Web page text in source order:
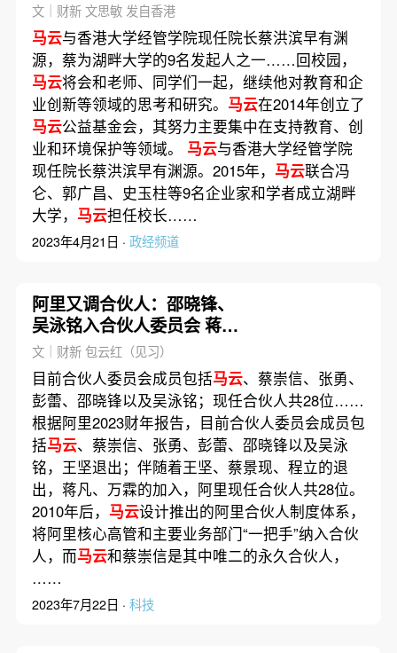
文｜财新 文思敏 发自香港
马云与香港大学经管学院现任院长蔡洪滨早有渊
源，蔡为湖畔大学的9名发起人之一……回校园，
马云将会和老师、同学们一起，继续他对教育和企
业创新等领域的思考和研究。 马云在2014年创立了
马云公益基金会，其努力主要集中在支持教育、创
业和环境保护等领域。 马云与香港大学经管学院
现任院长蔡洪滨早有渊源。2015年， 马云联合冯
仑、郭广昌、史玉柱等9名企业家和学者成立湖畔
大学， 马云担任校长……
2023年4月21日 · 政经频道
阿里又调合伙人：邵晓锋、
吴泳铭入合伙人委员会 蒋凡
重任合伙人
文｜财新 包云红（见习）
目前合伙人委员会成员包括马云、蔡崇信、张勇、
彭蕾、邵晓锋以及吴泳铭；现任合伙人共28位……
根据阿里2023财年报告，目前合伙人委员会成员包
括马云、蔡崇信、张勇、彭蕾、邵晓锋以及吴泳
铭，王坚退出；伴随着王坚、蔡景现、程立的退
出，蒋凡、万霖的加入，阿里现任合伙人共28位。
2010年后， 马云设计推出的阿里合伙人制度体系，
将阿里核心高管和主要业务部门“一把手”纳入合伙
人，而马云和蔡崇信是其中唯二的永久合伙人，
……
2023年7月22日 · 科技